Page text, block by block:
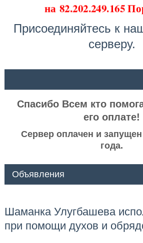
на82.202.249.165
Присоединяйтесь к
серверу.
Спасибо Всем кто
его оплате!
Сервер оплачен и запущен
года.
Объявления
Шаманка Улугбашева
при помощи духов и